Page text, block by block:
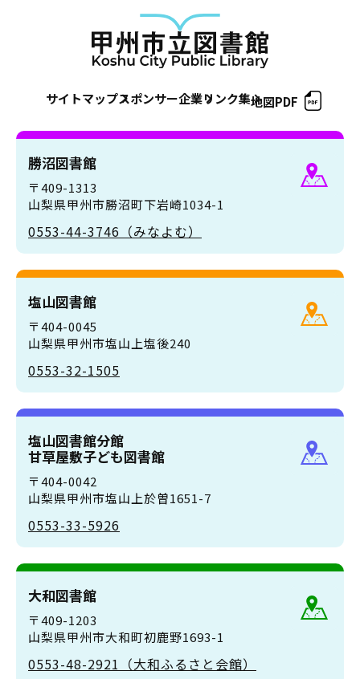
サイトマップスポンサー企業リンク集地図PDF
勝沼図書館
〒409-1313
山梨県甲州市勝沼町下岩崎1034-1
0553-44-3746（みなよむ）
塩山図書館
〒404-0045
山梨県甲州市塩山上塩後240
0553-32-1505
塩山図書館分館
甘草屋敷子ども図書館
〒404-0042
山梨県甲州市塩山上於曽1651-7
0553-33-5926
大和図書館
〒409-1203
山梨県甲州市大和町初鹿野1693-1
0553-48-2921（大和ふるさと会館）